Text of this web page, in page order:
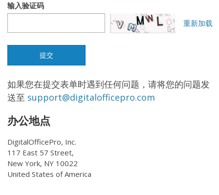
输入验证码
重新加载
如果您在提交表单时遇到任何问题，请将您的问题发
送至 support@digitalofficepro.com
办公地点
DigitalOfficePro, Inc.
117 East 57 Street,
New York, NY 10022
United States of America